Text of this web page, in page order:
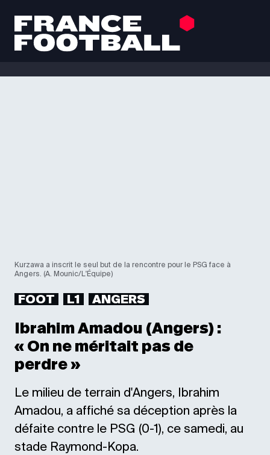
Kurzawa a inscrit le seul but de la rencontre pour le PSG face à
Angers. (A. Mounic/L'Équipe)
FOOT L1 ANGERS
Ibrahim Amadou (Angers) :
« On ne méritait pas de
perdre »
Le milieu de terrain d'Angers, Ibrahim
Amadou, a affiché sa déception après la
défaite contre le PSG (0-1), ce samedi, au
stade Raymond-Kopa.